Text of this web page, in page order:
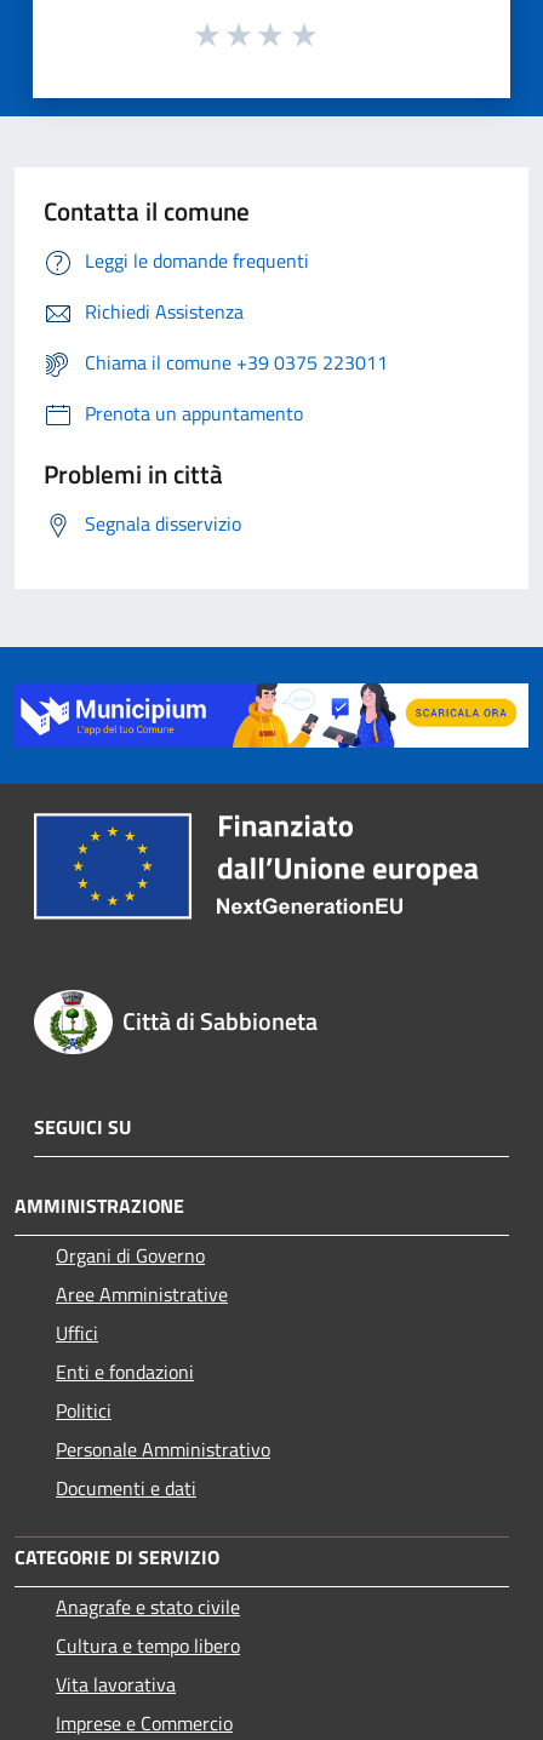
Contatta il comune
Leggi le domande frequenti
Richiedi Assistenza
Chiama il comune +39 0375 223011
Prenota un appuntamento
Problemi in città
Segnala disservizio
Città di Sabbioneta
SEGUICI SU
AMMINISTRAZIONE
Organi di Governo
Aree Amministrative
Uffici
Enti e fondazioni
Politici
Personale Amministrativo
Documenti e dati
CATEGORIE DI SERVIZIO
Anagrafe e stato civile
Cultura e tempo libero
Vita lavorativa
Imprese e Commercio